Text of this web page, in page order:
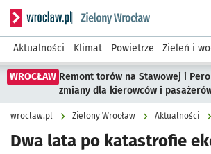
Serwis informacyjny wroclaw.pl
Aktualności Klimat Powietrze Zieleń i
WROCŁAW Remont torów na Stawowej i
zmiany dla kierowców i
wroclaw.pl Zielony Wrocław Aktualności
Dwa lata po katastrofie